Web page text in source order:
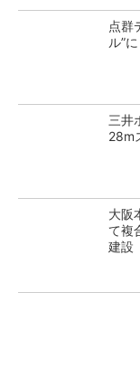
点群
ル”
三井
28m
大阪
て複
建設